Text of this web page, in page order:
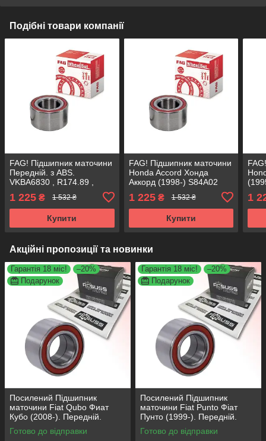
Подібні товари компанії
FAG! Підшипник маточини
Передній. з ABS.
VKBA6830 , R174.89 ,
1 225 ₴ 1 532 ₴
Купити
FAG! Підшипник маточини
Honda Accord Хонда
Аккорд (1998-) S84A02
VKBA6830 , R174.89 ,
713806010 Німеччина!
1 225₴ 1 532 ₴
Купити
1
Акційні пропозиції та новинки
Гарантія 18 міс!
–20%
Подарунок
Посилений Підшипник
маточини Fiat Qubo Фиат
Кубо (2008-). Передній.
АКСУСС Корея! VKBA3538 ,
R158.44 , 713690750
Готово до відправки
Гарантія 18 міс!
–20%
Подарунок
Посилений Підшипник
маточини Fiat Punto Фіат
Пунто (1999-). Передній.
АКСУСС Корея! VKBA3538 ,
R158.44 , 713690750
Готово до відправки